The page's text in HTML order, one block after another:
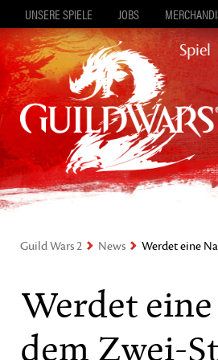
UNSERE SPIELE JOBS
Spiel
Guild Wars 2 News Werdet eine
Werdet
dem Zwei-